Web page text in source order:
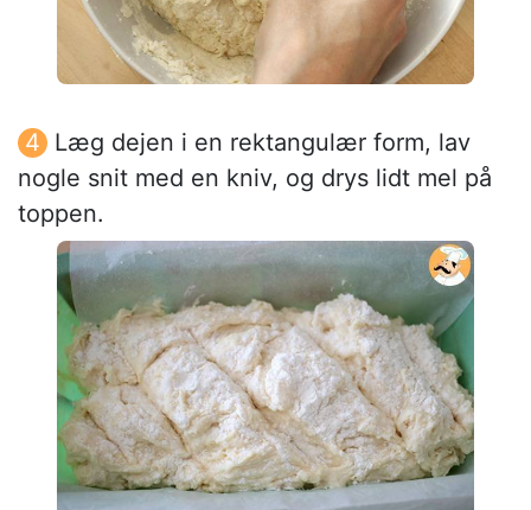
Læg dejen i en rektangulær form, lav
nogle snit med en kniv, og drys lidt mel på
toppen.